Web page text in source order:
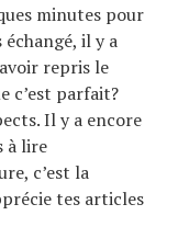
minutes pour
il y a
repris le
c’est parfait?
Il y a encore
à lire
c’est la
tes articles